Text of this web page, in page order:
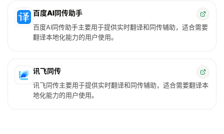
百度AI同传助手
百度AI同传助手主要用于提供实时翻译和同传辅助，适合需要
翻译本地化能力的用户使用。
讯飞同传
讯飞同传主要用于提供实时翻译和同传辅助，适合需要翻译本
地化能力的用户使用。